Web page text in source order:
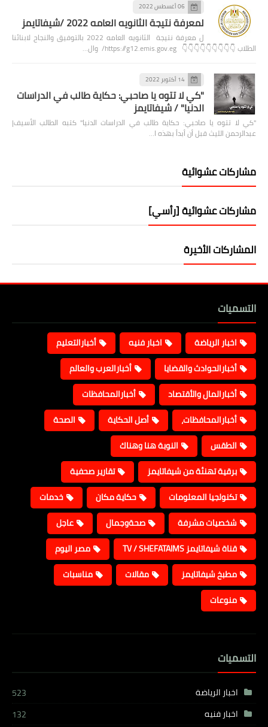
06 أغسطس 2022
لمعرفة نتيجة الثانويه العامه 2022 /شيفاتايمز
ل معرفة نتيجة الثانويه العامه 2022 بالتوفيق والنجاح لابنائنا
الطلاب 👇👇👇👇👇👇👇👇👇 https://g12.emis.gov.eg/ وال…
14 أكتوبر 2022
"كي لا تتوه يا صاحبي: حكاية طالب في الدراسات
الدنيا" / شيفاتايمز
"كي لا تتوه يا صاحبي: حكاية طالب في الدراسات الدنيا" كتبه الطالب الأسيف|
عبدالرحمن الليث قبل أن أبدأ بهذه ا…
مشاركات عشوائية
مشاركات عشوائية [رأسي]
المشاركات الأخيرة
التسميات
اخبار الرياضة اخبار فنيه
أخبارالتعليم
أخبارالحوادث والقضايا
أخبارالعرب والعالم
أخبارالمال والأقتصاد
أخبارالمحافظات
أخبارالمحافظات،
أصل الحكاية
الصحة
الطقس
النوبة هنا وهناك
برقية تهنئة من شيفاتايمز
تقارير صحفية
تكنولجيا المعلومات
حكاية مكان
خدمات
شخصيات مشرفة
صحةوجمال
عاجل
قناة شيفاتايمز TV / SHEFATAIMS
مصر اليوم
مطبخ شيفاتايمز
مقالات
مناسبات
منوعات
التسميات
اخبار الرياضة
523
اخبار فنيه
132